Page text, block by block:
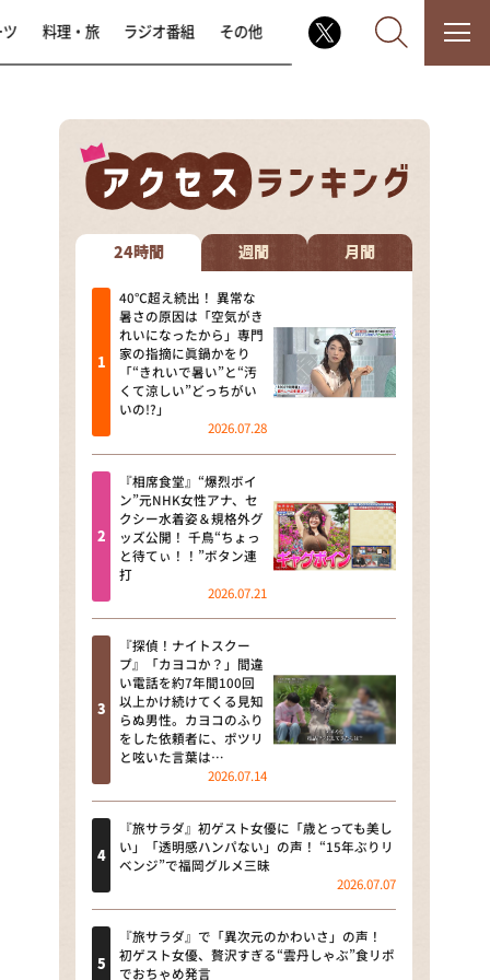
なるみ・岡村の過ぎるTV
相席食堂
これ余談なんですけど・・・
～人生密着トークバラエティ！
～ やすとものいたって真剣です
探偵！ナイトスクープ
news おかえり
河合＆A.B.C-Z塚田×福井アナ
「なんでやねん！？」（news お
かえり）
DAIGOも台所 ～きょうの献立 何
にする？～
本日はダイアンなり！シーズン２
朝だ！生です旅サラダ
教えて！ニュースライブ 正義の
ミカタ
ＬＩＦＥ～夢のカタチ～
新婚さんいらっしゃい！
ザキ山小屋本館
料理・旅 ラジオ番組 その他
24時間 週間 月間
40℃超え続出！ 異常な
暑さの原因は「空気がき
れいになったから」専門
家の指摘に眞鍋かをり
「“きれいで暑い”と“汚
くて涼しい”どっちがい
いの!?」
2026.07.28
『相席食堂』“爆烈ボイ
ン”元NHK女性アナ、セ
クシー水着姿＆規格外グ
ッズ公開！ 千鳥“ちょっ
と待てぃ！！”ボタン連
打
2026.07.21
『探偵！ナイトスクー
プ』「カヨコか？」間違
い電話を約7年間100回
以上かけ続けてくる見知
らぬ男性。カヨコのふり
をした依頼者に、ポツリ
と呟いた言葉は…
2026.07.14
『旅サラダ』初ゲスト女優に「歳とっても美し
い」「透明感ハンパない」の声！ “15年ぶりリ
ベンジ”で福岡グルメ三昧
2026.07.07
『旅サラダ』で「異次元のかわいさ」の声！
初ゲスト女優、贅沢すぎる“雲丹しゃぶ”食リポ
でおちゃめ発言